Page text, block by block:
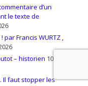
d’un
le texte de
! par Francis WURTZ ,
– historien 10
Il faut stopper les